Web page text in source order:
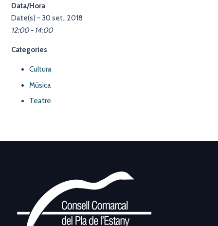
Data/Hora
Date(s) - 30 set., 2018
12:00 - 14:00
Categories
Cultura
Música
Teatre